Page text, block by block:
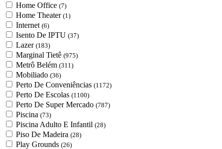
Home Office (7)
Home Theater (1)
Internet (6)
Isento De IPTU (37)
Lazer (183)
Marginal Tietê (975)
Metrô Belém (311)
Mobiliado (36)
Perto De Conveniências (1172)
Perto De Escolas (1100)
Perto De Super Mercado (787)
Piscina (73)
Piscina Adulto E Infantil (28)
Piso De Madeira (28)
Play Grounds (26)